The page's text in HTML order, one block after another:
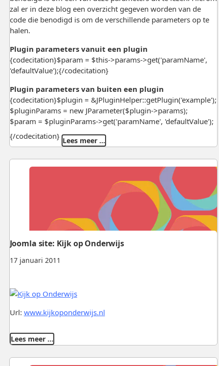
zal er in deze blog een overzicht gegeven worden van de
code die benodigd is om de verschillende parameters op te
halen.
Plugin parameters vanuit een plugin
{codecitation}$param = $this->params->get('paramName',
'defaultValue');{/codecitation}
Plugin parameters van buiten een plugin
{codecitation}$plugin = &JPluginHelper::getPlugin('example');
$pluginParams = new JParameter($plugin->params);
$param = $pluginParams->get('paramName', 'defaultValue');
{/codecitation} Lees meer …
17 januari 2011
Joomla site: Kijk op Onderwijs
Url: www.kijkoponderwijs.nl
Lees meer …